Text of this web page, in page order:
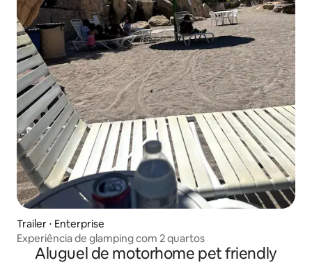
Trailer ⋅ Enterprise
Experiência de glamping com 2 quartos
Aluguel de motorhome pet friendly